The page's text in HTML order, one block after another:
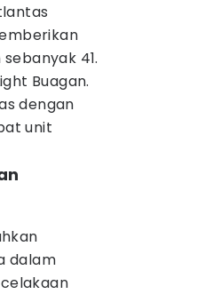
41.
Buagan.
dengan
unit
dalam